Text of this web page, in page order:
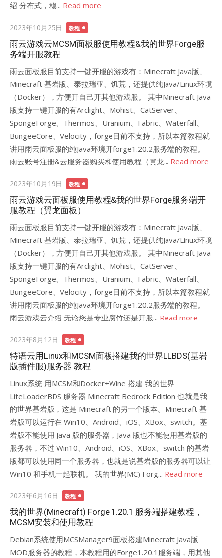
绍 分布式，稳... Read more
Posted
on
2023年10月25日 教程
雨云游戏云MCSM面板服使用教程&我的世界Forge服
务端开服教程
雨云面板服目前支持一键开服的游戏有：Minecraft Java版、
Minecraft 基岩版、泰拉瑞亚、饥荒，还提供纯Java/Linux环境
（Docker），方便开自己开其他游戏服。 其中Minecraft Java
版支持一键开服的有Arclight、Mohist、CatServer、
SpongeForge、Thermos、Uranium、Fabric、Waterfall、
BungeeCore、Velocity，forge目前不支持，所以本篇教程就
讲用雨云面板服的纯Java环境开forge1.20.2服务端的教程。
雨云账号注册&云服务器购买和使用教程（翼龙... Read more
Posted
on
2023年10月19日 教程
雨云游戏云面板服使用教程&我的世界Forge服务端开
服教程（翼龙面板）
雨云面板服目前支持一键开服的游戏有：Minecraft Java版、
Minecraft 基岩版、泰拉瑞亚、饥荒，还提供纯Java/Linux环境
（Docker），方便开自己开其他游戏服。 其中Minecraft Java
版支持一键开服的有Arclight、Mohist、CatServer、
SpongeForge、Thermos、Uranium、Fabric、Waterfall、
BungeeCore、Velocity，forge目前不支持，所以本篇教程就
讲用雨云面板服的纯Java环境开forge1.20.2服务端的教程。
雨云游戏云介绍 无论您是专业腐竹还是开服... Read more
Posted
on
2023年8月12日 教程
特语云用Linux和MCSM面板搭建我的世界LLBDS(基岩
版插件服)服务器 教程
Linux系统 用MCSM和Docker+Wine 搭建 我的世界
LiteLoaderBDS 服务器 Minecraft Bedrock Edition 也就是我
的世界基岩版，这是 Minecraft 的另一个版本。Minecraft 基
岩版可以运行在 Win10、Android、iOS、XBox、switch。基
岩版不能使用 Java 版的服务器，Java 版也不能使用基岩版的
服务器，不过 Win10、Android、iOS、XBox、switch 的基岩
版都可以使用同一个服务器，也就是说基岩版的服务器可以让
Win10 和手机一起联机。 我的世界(MC) Forg... Read more
Posted
on
2023年6月16日 教程
我的世界(Minecraft) Forge 1.20.1 服务端搭建教程，
MCSM安装和使用教程
Debian系统使用MCSManager9面板搭建Minecraft Java版
MOD服务器的教程，本教程用的Forge1.20.1服务端，用其他